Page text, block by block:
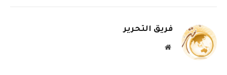
فريق التحرير
موقع